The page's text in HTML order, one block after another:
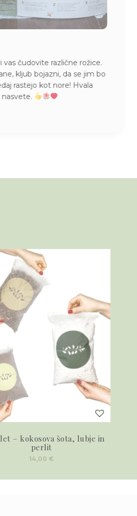
vas čudovite različne rožice.
kljub bojazni, da se jim bo
rastejo kot nore! Hvala
– kokosova šota, lubje in
perlit
14,00 €